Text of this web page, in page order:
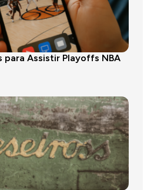
para Assistir Playoffs NBA